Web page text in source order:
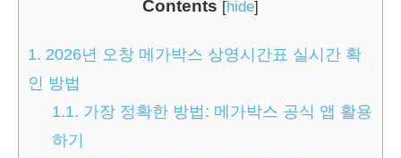
Contents [hide]
1. 2026년 오창 메가박스 상영시간표 실시간 확
인 방법
1.1. 가장 정확한 방법: 메가박스 공식 앱 활용
하기